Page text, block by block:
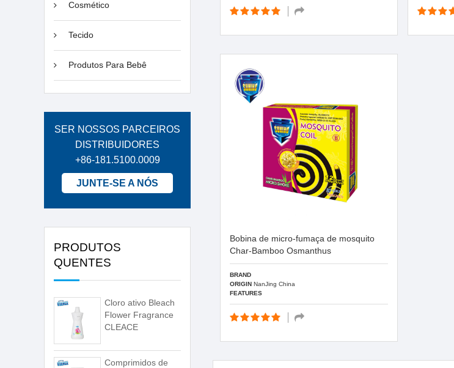
Cosmético
Tecido
Produtos Para Bebê
SER NOSSOS PARCEIROS
DISTRIBUIDORES
+86-181.5100.0009
JUNTE-SE A NÓS
PRODUTOS
QUENTES
Cloro ativo Bleach
Flower Fragrance
CLEACE
Comprimidos de
Bobina de micro-fumaça de mosquito
Char-Bamboo Osmanthus
BRAND
ORIGIN NanJing China
FEATURES